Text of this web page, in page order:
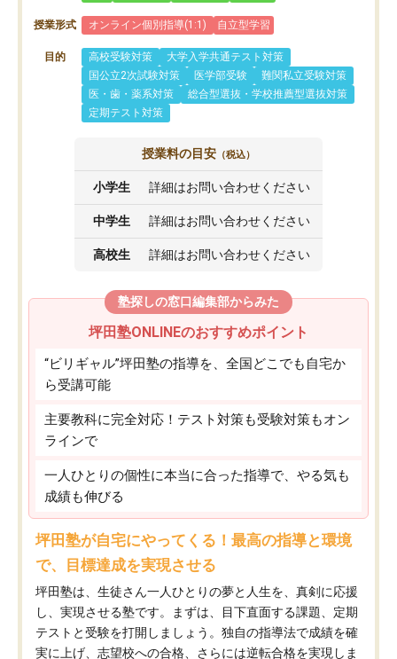
授業形式 オンライン個別指導(1:1) 自立型学習
目的 高校受験対策
大学入学共通テスト対策
国公立2次試験対策
医学部受験
難関私立受験対策
医・歯・薬系対策
総合型選抜・学校推薦型選抜対策
定期テスト対策
授業料の目安 （税込）
小学生 詳細はお問い合わせください
中学生 詳細はお問い合わせください
高校生 詳細はお問い合わせください
塾探しの窓口編集部からみた
坪田塾ONLINEのおすすめポイント
“ビリギャル”坪田塾の指導を、全国どこでも自宅か
ら受講可能
主要教科に完全対応！テスト対策も受験対策もオン
ラインで
一人ひとりの個性に本当に合った指導で、やる気も
成績も伸びる
坪田塾が自宅にやってくる！最高の指導と環境
で、目標達成を実現させる
坪田塾は、生徒さん一人ひとりの夢と人生を、真剣に応援
し、実現させる塾です。まずは、目下直面する課題、定期
テストと受験を打開しましょう。独自の指導法で成績を確
実に上げ、志望校への合格、さらには逆転合格を実現しま